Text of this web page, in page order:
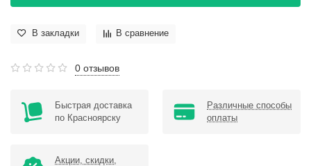
В закладки В сравнение
0 отзывов
Быстрая доставка
по Красноярску
Различные способы
оплаты
Акции, скидки,